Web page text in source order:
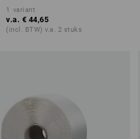
1 variant
v.a. € 44,65
(incl. BTW) v.a. 2 stuks